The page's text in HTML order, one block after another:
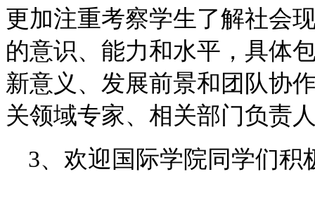
更加注重考察学生了解社会
的意识、能力和水平，具体
新意义、发展前景和团队协
关领域专家、相关部门负责
3、欢迎国际学院同学们积